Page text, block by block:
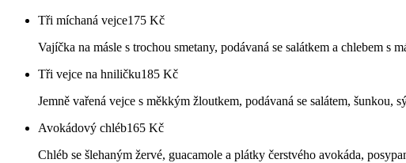
Tři míchaná vejce175 Kč
Vajíčka na másle s trochou smetany, podávaná se salátkem a chlebem s
Tři vejce na hniličku185 Kč
Jemně vařená vejce s měkkým žloutkem, podávaná se salátem, šunkou,
Avokádový chléb165 Kč
Chléb se šlehaným žervé, guacamole a plátky čerstvého avokáda,